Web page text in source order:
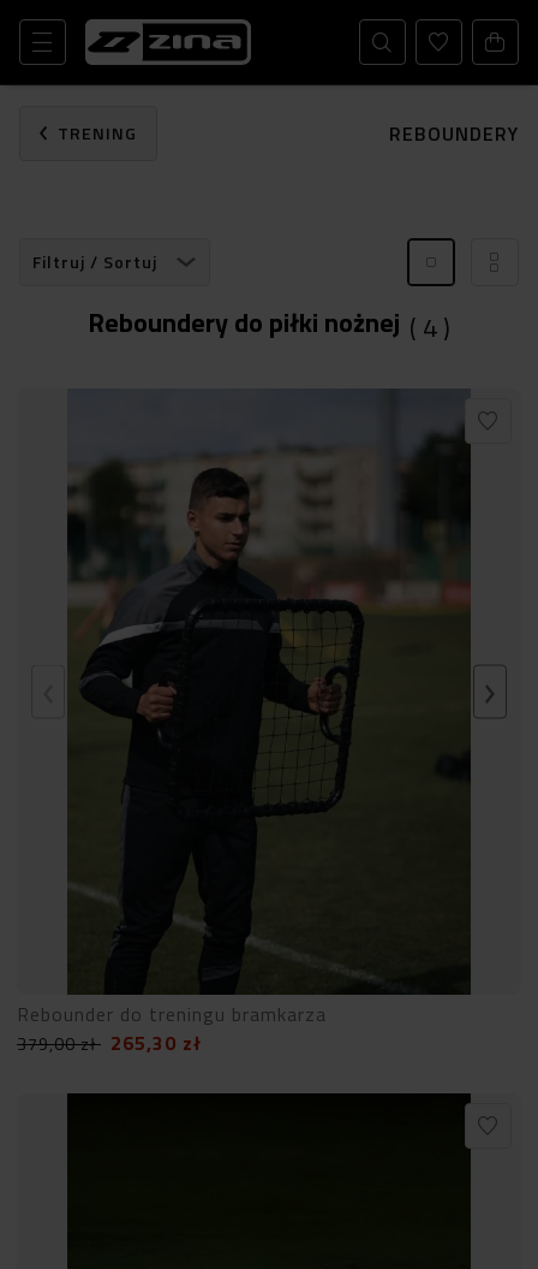
TRENING REBOUNDERY
Filtruj / Sortuj
Reboundery do piłki nożnej ( 4)
Rebounder do treningu bramkarza
379,00zł 265,30 zł